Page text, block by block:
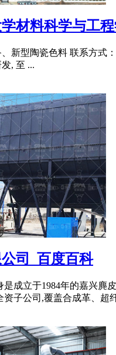
材料科学与工
新型陶瓷色料 联系方式
, 至 ...
司_百度百科
成立于1984年的嘉兴麂
资子公司,覆盖合成革、